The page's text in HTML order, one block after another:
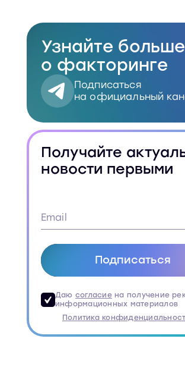
VK
Скопировать
Узнайте больше
о факторинге
Подписаться
на официальный
Получайте
новости первыми
Подписаться
Даю согласиена получение
информационных материалов
Политика